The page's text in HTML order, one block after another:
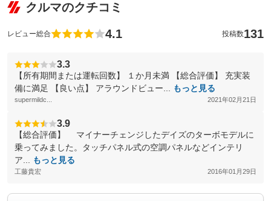
クルマのクチコミ
レビュー総合 4.1 投稿数131
3.3
【所有期間または運転回数】 １か月未満 【総合評価】 充実装
備に満足 【良い点】 アラウンドビュー...
もっと見る
supermildc... 2021年02月21日
3.9
【総合評価】 マイナーチェンジしたデイズのターボモデルに
乗ってみました。タッチパネル式の空調パネルなどインテリ
ア...
もっと見る
工藤貴宏 2016年01月29日